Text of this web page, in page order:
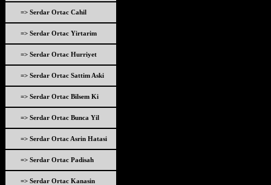
=> Serdar Ortac Cahil
=> Serdar Ortac Yirtarim
=> Serdar Ortac Hurriyet
=> Serdar Ortac Sattim Aski
=> Serdar Ortac Bilsem Ki
=> Serdar Ortac Bunca Yil
=> Serdar Ortac Asrin Hatasi
=> Serdar Ortac Padisah
=> Serdar Ortac Kanasin